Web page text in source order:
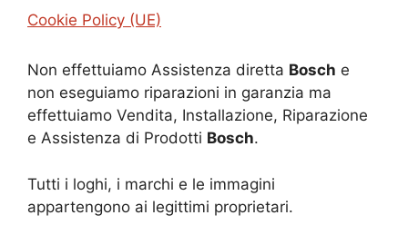
Cookie Policy (UE)
Non effettuiamo Assistenza diretta Bosch e
non eseguiamo riparazioni in garanzia ma
effettuiamo Vendita, Installazione, Riparazione
e Assistenza di Prodotti Bosch.
Tutti i loghi, i marchi e le immagini
appartengono ai legittimi proprietari.